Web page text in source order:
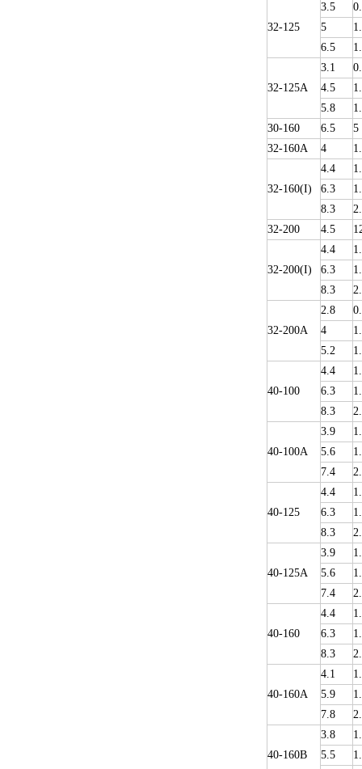
32-125
3.5
5
6.5
32-125A
3.1
4.5
5.8
30-160
6.5
5
32-160A
4
32-160(I)
4.4
6.3
8.3
32-200
4.5
32-200(I)
4.4
6.3
8.3
32-200A
2.8
4
5.2
40-100
4.4
6.3
8.3
40-100A
3.9
5.6
7.4
40-125
4.4
6.3
8.3
40-125A
3.9
5.6
7.4
40-160
4.4
6.3
8.3
40-160A
4.1
5.9
7.8
40-160B
3.8
5.5